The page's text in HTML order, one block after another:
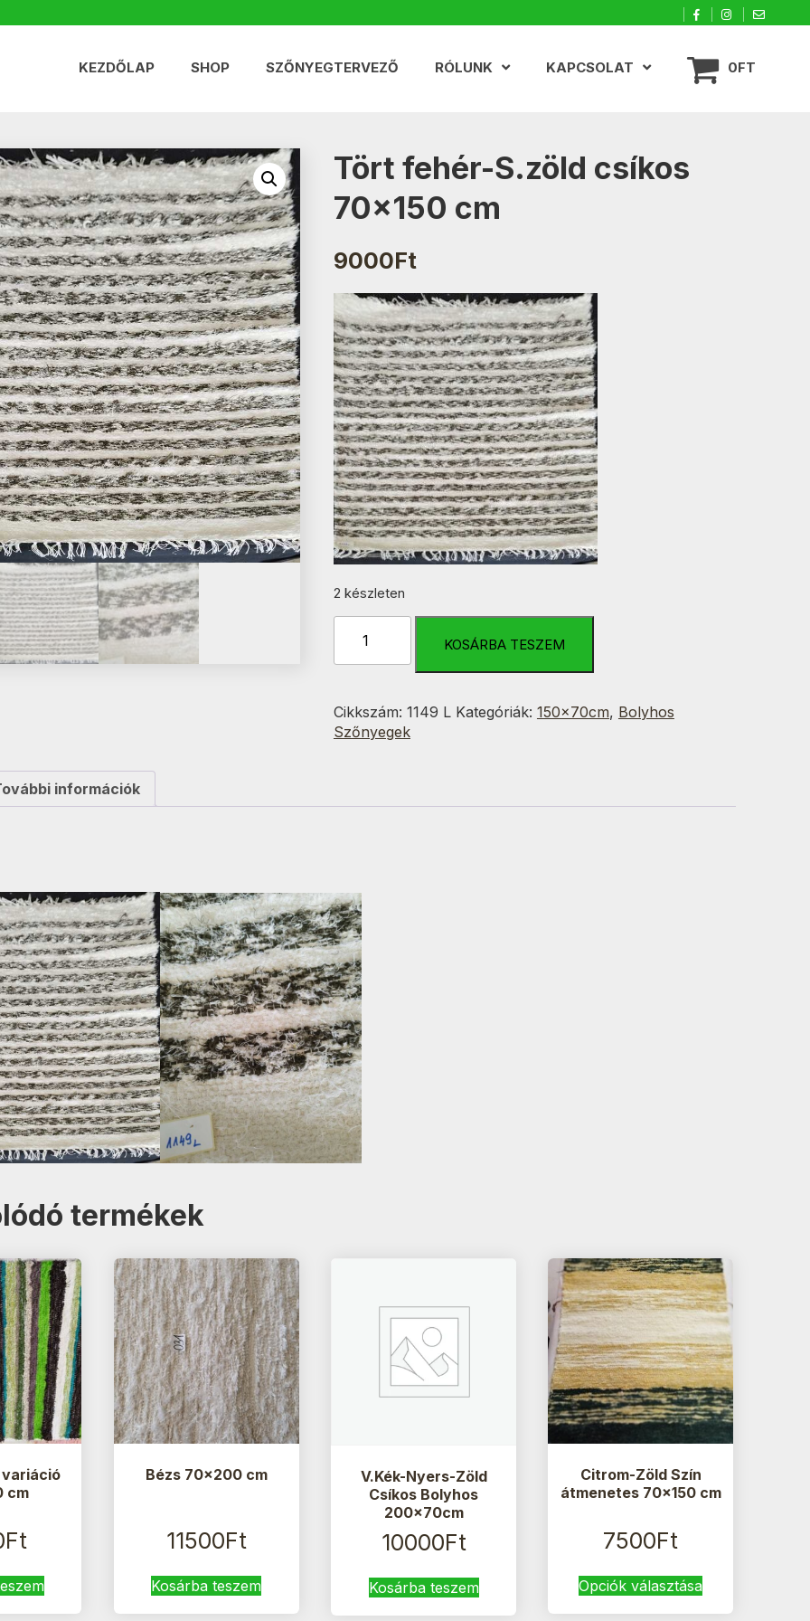
KEZDŐLAP SHOP SZŐNYEGTERVEZŐ RÓLUNK KAPCSOLAT 0FT
Tört fehér-S.zöld csíkos
70×150 cm
9000Ft
2 készleten
fehér-
S.zöld
70x150
cm
mennyiség
KOSÁRBA TESZEM
Cikkszám: 1149 L Kategóriák: 150x70cm, Bolyhos
Szőnyegek
információk
termékek
cm
Ft
Bézs 70×200 cm
11500Ft
Kosárba teszem
V.Kék-Nyers-Zöld
Csíkos Bolyhos
200x70cm
10000Ft
Kosárba teszem
Citrom-Zöld Szín
átmenetes 70×150 cm
7500Ft
Opciók választásaa
terméknek